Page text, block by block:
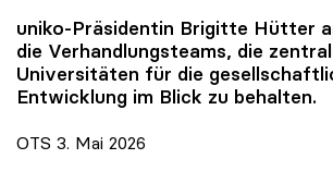
uniko-Präsidentin Brigitte Hütter
die Verhandlungsteams, die
Universitäten für die
Entwicklung im Blick zu behalten.
OTS 3. Mai 2026